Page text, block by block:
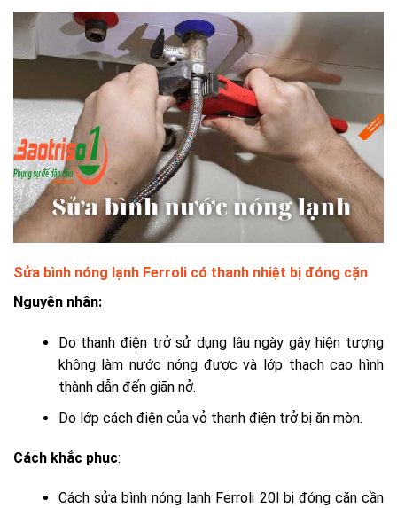
Sửa bình nóng lạnh Ferroli có thanh nhiệt bị đóng cặn
Nguyên nhân:
Do thanh điện trở sử dụng lâu ngày gây hiện tượng
không làm nước nóng được và lớp thạch cao hình
thành dẫn đến giãn nở.
Do lớp cách điện của vỏ thanh điện trở bị ăn mòn.
Cách khắc phục:
Cách sửa bình nóng lạnh Ferroli 20l bị đóng cặn cần